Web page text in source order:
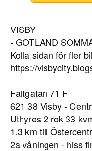
VISBY
- GOTLAND
Kolla sidan för fler
https://
Fältgatan 71 F
621 38 Visby -
Uthyres 2 rok 33
1.3 km till
2a våningen - hiss